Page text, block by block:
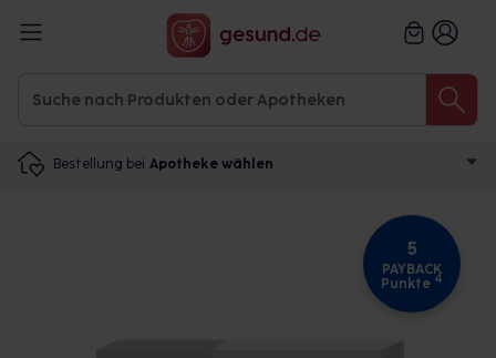
Bestellung bei Apotheke wählen
5
PAYBACK
Punkte 4